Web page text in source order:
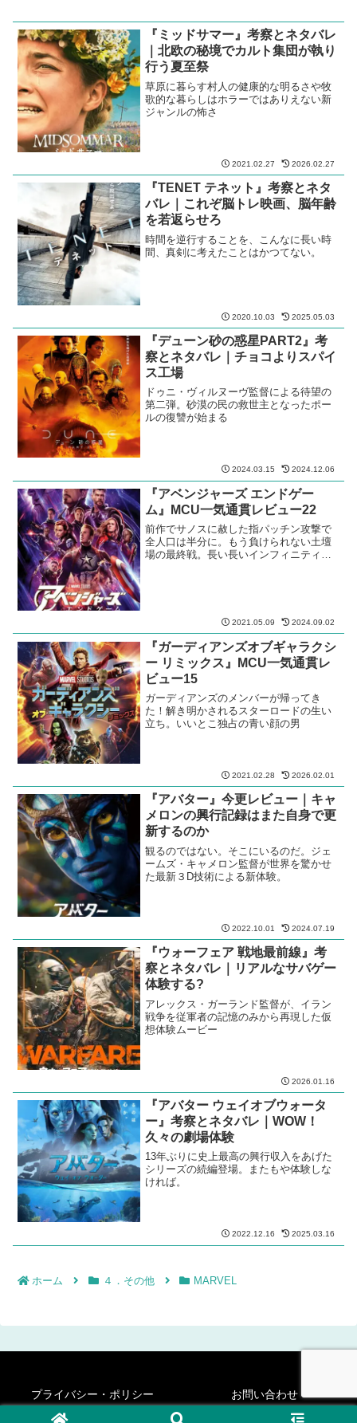
『ミッドサマー』考察とネタバレ
｜北欧の秘境でカルト集団が執り
行う夏至祭
草原に暮らす村人の健康的な明るさや牧
歌的な暮らしはホラーではありえない新
ジャンルの怖さ
2021.02.27 2026.02.27
『TENET テネット』考察とネタ
バレ｜これぞ脳トレ映画、脳年齢
を若返らせろ
時間を逆行することを、こんなに長い時
間、真剣に考えたことはかつてない。
2020.10.03 2025.05.03
『デューン砂の惑星PART2』考
察とネタバレ｜チョコよりスパイ
ス工場
ドゥニ・ヴィルヌーヴ監督による待望の
第二弾。砂漠の民の救世主となったポー
ルの復讐が始まる
2024.03.15 2024.12.06
『アベンジャーズ エンドゲー
ム』MCU一気通貫レビュー22
前作でサノスに赦した指パッチン攻撃で
全人口は半分に。もう負けられない土壇
場の最終戦。長い長いインフィニティ・
2021.05.09 2024.09.02
『ガーディアンズオブギャラクシ
ー リミックス』MCU一気通貫レ
ビュー15
ガーディアンズのメンバーが帰ってき
た！解き明かされるスターロードの生い
立ち。いいとこ独占の青い顔の男
2021.02.28 2026.02.01
『アバター』今更レビュー｜キャ
メロンの興行記録はまた自身で更
新するのか
観るのではない。そこにいるのだ。ジェ
ームズ・キャメロン監督が世界を驚かせ
た最新３D技術による新体験。
2022.10.01 2024.07.19
『ウォーフェア 戦地最前線』考
察とネタバレ｜リアルなサバゲー
体験する?
アレックス・ガーランド監督が、イラン
戦争を従軍者の記憶のみから再現した仮
想体験ムービー
2026.01.16
『アバター ウェイオブウォータ
ー』考察とネタバレ｜WOW！
久々の劇場体験
13年ぶりに史上最高の興行収入をあげた
シリーズの続編登場。またもや体験しな
ければ。
2022.12.16 2025.03.16
ホーム ４．その他 MARVEL
プライバシー・ポリシー お問い合わせ